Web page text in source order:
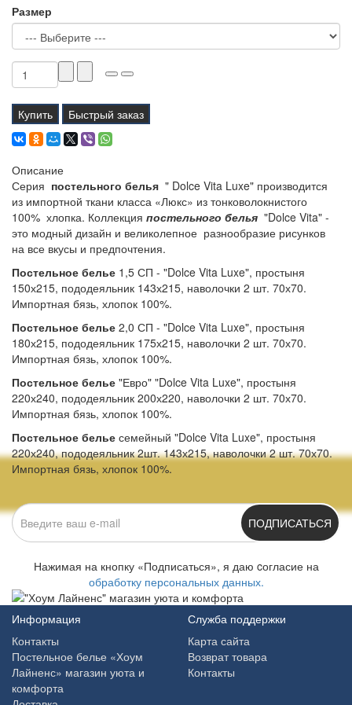
Размер
Купить Быстрый заказ
Описание
Серия постельного белья " Dolce Vita Luxe" производится
из импортной ткани класса «Люкс» из тонковолокнистого
100% хлопка. Коллекция постельного белья "Dolce Vita" -
это модный дизайн и великолепное разнообразие рисунков
на все вкусы и предпочтения.
Постельное белье 1,5 СП - "Dolce Vita Luxe", простыня
150х215, пододеяльник 143х215, наволочки 2 шт. 70х70.
Импортная бязь, хлопок 100%.
Постельное белье 2,0 СП - "Dolce Vita Luxe", простыня
180х215, пододеяльник 175х215, наволочки 2 шт. 70х70.
Импортная бязь, хлопок 100%.
Постельное белье "Евро" "Dolce Vita Luxe", простыня
220х240, пододеяльник 200х220, наволочки 2 шт. 70х70.
Импортная бязь, хлопок 100%.
Постельное белье семейный "Dolce Vita Luxe", простыня
220х240, пододеяльник 2шт. 143х215, наволочки 2 шт. 70х70.
Импортная бязь, хлопок 100%.
ПОДПИСАТЬСЯ
Нажимая на кнопку «Подписаться», я даю cогласие на
обработку персональных данных.
Информация
Контакты
Постельное белье «Хоум
Лайненс» магазин уюта и
комфорта
Служба поддержки
Карта сайта
Возврат товара
Контакты